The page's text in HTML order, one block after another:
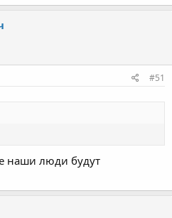
#51
наши люди будут